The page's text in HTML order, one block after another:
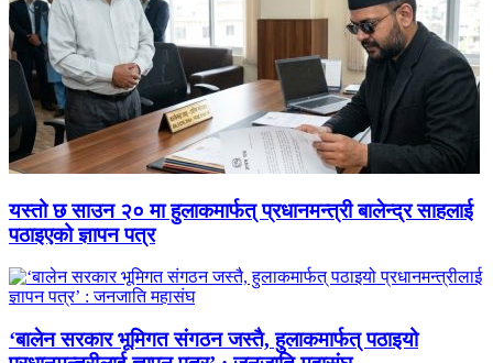
यस्तो छ साउन २० मा हुलाकमार्फत् प्रधानमन्त्री बालेन्द्र साहलाई
पठाइएको ज्ञापन पत्र
‘बालेन सरकार भूमिगत संगठन जस्तै, हुलाकमार्फत् पठाइयो